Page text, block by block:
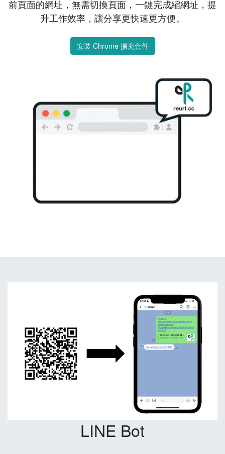
前頁面的網址，無需切換頁面，一鍵完成縮網址，提
升工作效率，讓分享更快速更方便。
安裝 Chrome 擴充套件
LINE Bot